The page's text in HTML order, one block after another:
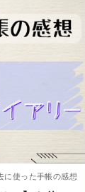
に使った手帳の感想